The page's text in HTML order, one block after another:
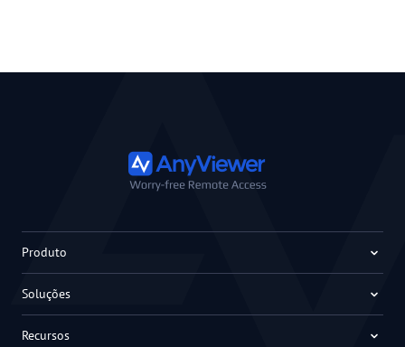
Produto
Soluções
Recursos